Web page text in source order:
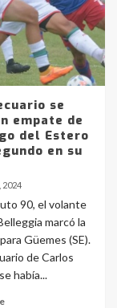
se
empate de
del Estero
en su
90, el volante
marcó la
Güemes (SE).
de Carlos
había...